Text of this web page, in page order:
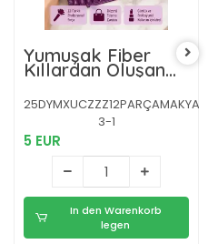
Yumuşak Fiber
Kıllardan Oluşan
12'li Makyaj Fırçası
Seti Göz Farı Allık
ve Kontür İçin
3-1
5 EUR
In den Warenkorb
legen